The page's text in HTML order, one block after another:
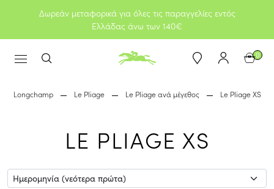
Δωρεάν μεταφορικά για όλες τις παραγγελίες εντός
Ελλάδας άνω των 140€
0
Longchamp Le Pliage Le Pliage ανά μέγεθος Le Pliage XS
LE PLIAGE XS